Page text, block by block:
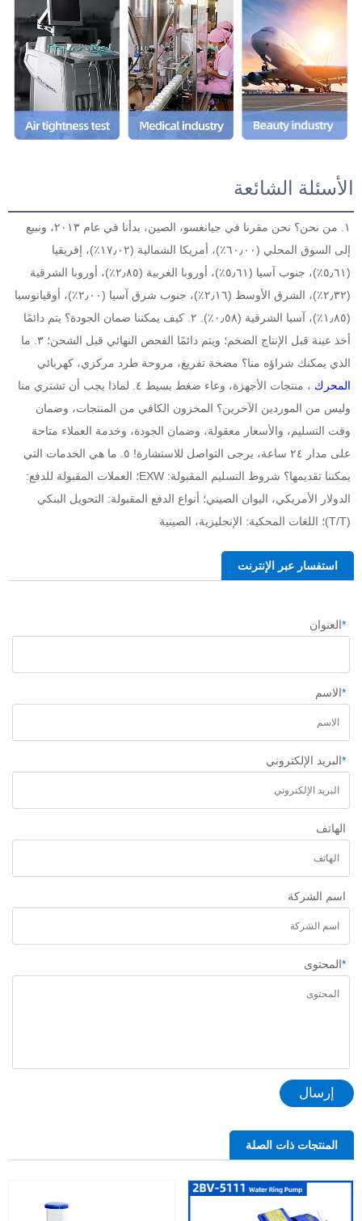
الأسئلة الشائعة
الذي يمكنك شراؤه منا؟ مضخة تفريغ، مروحة طرد مركزي، كهربائي
المحرك
(T/T)؛ اللغات المحكية: الإنجليزية، الصينية
استفسار عبر الإنترنت
*العنوان
*الاسم
*البريد الإلكتروني
الهاتف
اسم الشركة
*المحتوى
إرسال
المنتجات ذات الصلة